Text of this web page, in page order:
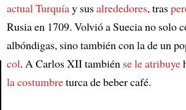
actual Turquíay susalrededores, tras
Rusia en 1709. Volvió a Suecia no solo
albóndigas, sino también con la de un
col. A Carlos XII también se le atribuye
la costumbreturca de beber café.